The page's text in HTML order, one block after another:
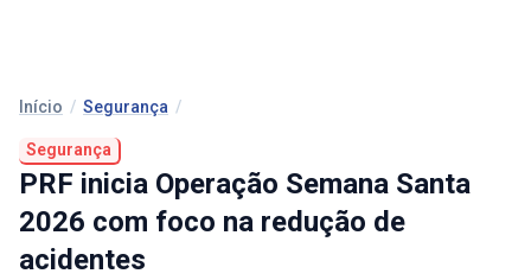
Início / Segurança /
Segurança
PRF inicia Operação Semana Santa
2026 com foco na redução de
acidentes